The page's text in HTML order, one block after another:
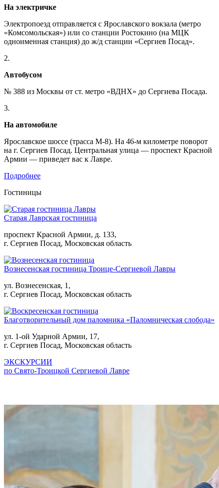
На электричке
Электропоезд отправляется с Ярославского вокзала (метро
«Комсомольская») или со станции Ростокино (на МЦК
одноименная станция) до ж/д станции «Сергиев Посад».
2.
Автобусом
№ 388 из Москвы от ст. метро «ВДНХ» до Сергиева Посада.
3.
На автомобиле
Ярославское шоссе (трасса М-8). На 46-м километре поворот
на г. Сергиев Посад. Центральная улица — проспект Красной
Армии — приведет вас к Лавре.
Подробнее
Гостиницы
Старая Лаврская гостиница
проспект Красной Армии, д. 133,
г. Сергиев Посад, Московская область
Вознесенская гостиница Троице-Сергиевой Лавры
ул. Вознесенская, 1,
г. Сергиев Посад, Московская область
Благотворительный дом паломника «Паломническая слобода»
ул. 1-ой Ударной Армии, 17,
г. Сергиев Посад, Московская область
ЭКСКУРСИИ
по Свято-Троицкой Сергиевой Лавре